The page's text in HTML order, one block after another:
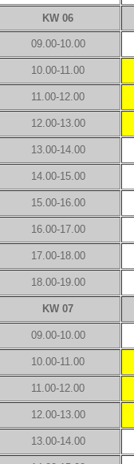
KW 06
09.00-10.00
10.00-11.00
11.00-12.00
12.00-13.00
13.00-14.00
14.00-15.00
15.00-16.00
16.00-17.00
17.00-18.00
18.00-19.00
KW 07
09.00-10.00
10.00-11.00
11.00-12.00
12.00-13.00
13.00-14.00